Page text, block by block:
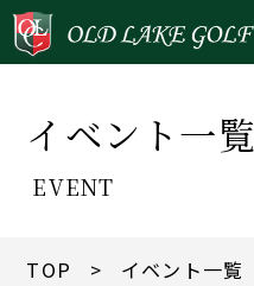
イベント一覧
EVENT
TOP > イベント一覧